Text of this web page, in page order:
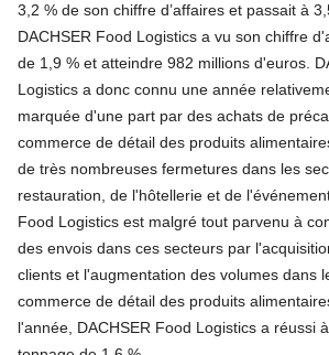
3,2 % de son chiffre d’affaires et passait à
DACHSER Food Logistics a vu son chiffre
de 1,9 % et atteindre 982 millions d'euros.
Logistics a donc connu une année
marquée d'une part par des achats de
commerce de détail des produits
de très nombreuses fermetures dans les
restauration, de l'hôtellerie et de
Food Logistics est malgré tout parvenu à
des envois dans ces secteurs par
clients et l'augmentation des volumes dans
commerce de détail des produits
l'année, DACHSER Food Logistics a réussi